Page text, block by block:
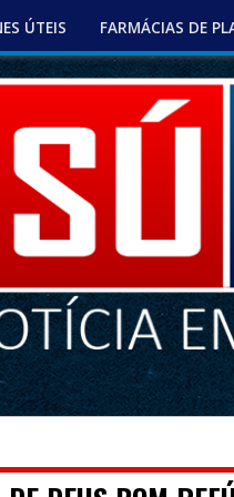
ÚTEIS FARMÁCIAS DE